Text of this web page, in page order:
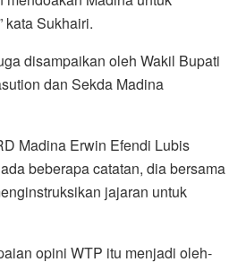
kata Sukhairi.
disampaikan oleh Wakil Bupati
dan Sekda Madina
Madina Erwin Efendi Lubis
beberapa catatan, dia bersama
jajaran untuk
opini WTP itu menjadi oleh-